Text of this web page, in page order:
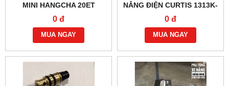
MINI HANGCHA 20ET
0 đ
MUA NGAY
NÂNG ĐIỆN CURTIS 1313K-
4331
0 đ
MUA NGAY